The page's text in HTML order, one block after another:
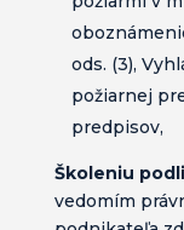
ods. (3),
požiarnej
predpisov,
Školeniu
vedomím